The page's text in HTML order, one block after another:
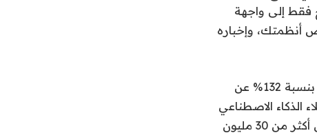
فقط إلى واجهة
أنظمتك، وإخباره
انتهى الأمر بشركة Linq إلى التحول إلى محور، وتقول إن قاعدة عملائها توسعت بنسبة 132% عن
بنسبة 34%. يصل الآن وكلاء الذكاء الاصطناعي
لعملائها إلى 134000 مستخدم نشط شهريًا عبر المنصة. تدعي الشركة أنها تسهل أكثر من 30 مليون